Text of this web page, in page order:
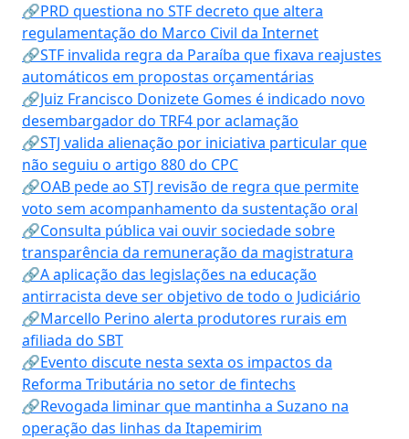
🔗PRD questiona no STF decreto que altera
regulamentação do Marco Civil da Internet
🔗STF invalida regra da Paraíba que fixava reajustes
automáticos em propostas orçamentárias
🔗Juiz Francisco Donizete Gomes é indicado novo
desembargador do TRF4 por aclamação
🔗STJ valida alienação por iniciativa particular que
não seguiu o artigo 880 do CPC
🔗OAB pede ao STJ revisão de regra que permite
voto sem acompanhamento da sustentação oral
🔗Consulta pública vai ouvir sociedade sobre
transparência da remuneração da magistratura
🔗A aplicação das legislações na educação
antirracista deve ser objetivo de todo o Judiciário
🔗Marcello Perino alerta produtores rurais em
afiliada do SBT
🔗Evento discute nesta sexta os impactos da
Reforma Tributária no setor de fintechs
🔗Revogada liminar que mantinha a Suzano na
operação das linhas da Itapemirim